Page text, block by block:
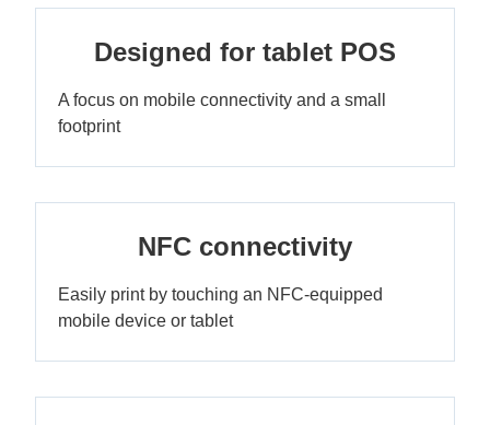
Designed for tablet POS
A focus on mobile connectivity and a small
footprint
NFC connectivity
Easily print by touching an NFC-equipped
mobile device or tablet